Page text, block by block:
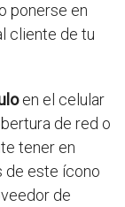
ponerse en
cliente de tu
en el celular
de red o
tener en
de este ícono
de